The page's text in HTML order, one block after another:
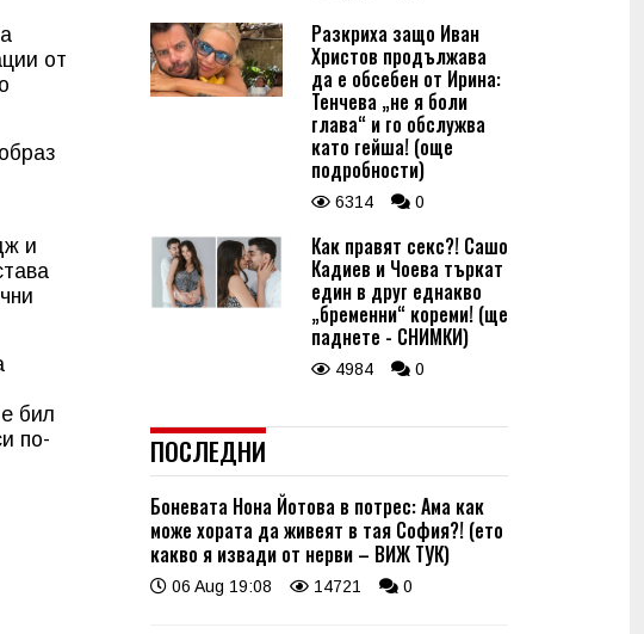
от
и
бил
по-
Разкриха защо Иван
Христов продължава
да е обсебен от Ирина:
Тенчева „не я боли
глава“ и го обслужва
като гейша! (още
подробности)
6314 0
Как правят секс?! Сашо
Кадиев и Чоева търкат
един в друг еднакво
„бременни“ кореми! (ще
паднете - СНИМКИ)
4984 0
ПОСЛЕДНИ
Боневата Нона Йотова в потрес: Ама как
може хората да живеят в тая София?! (ето
какво я извади от нерви – ВИЖ ТУК)
06 Aug 19:08 14721 0